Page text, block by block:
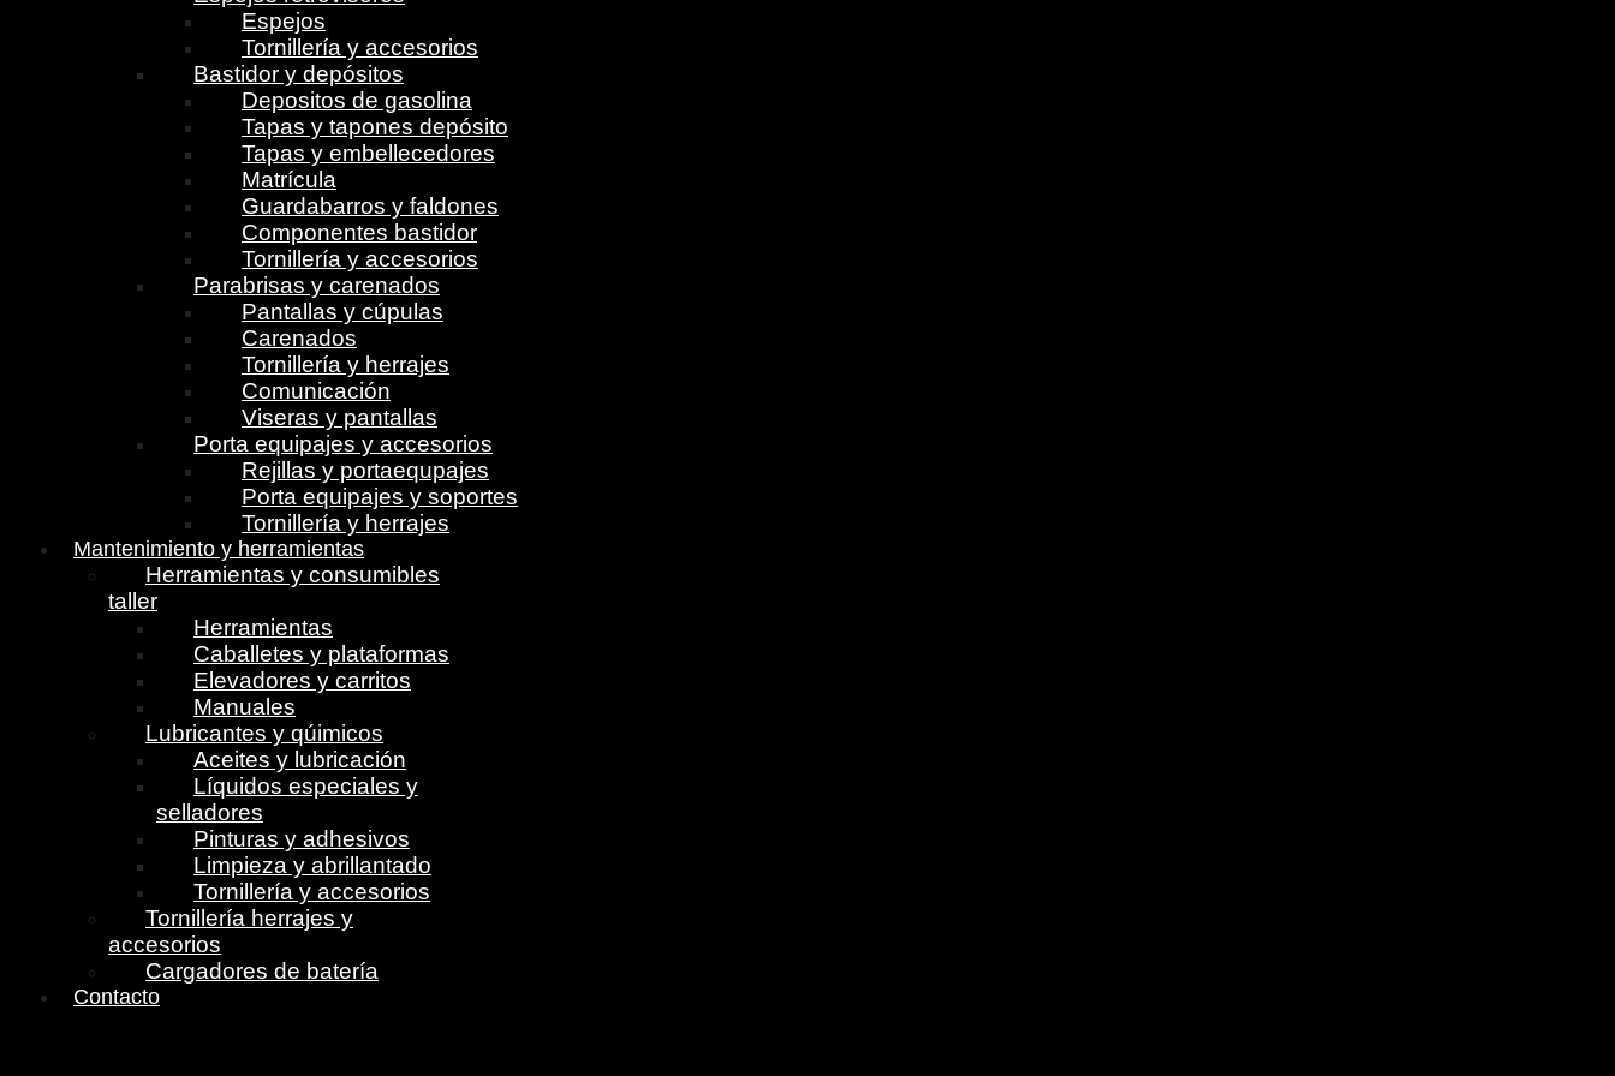
Espejos
Tornillería y accesorios
Bastidor y depósitos
Depositos de gasolina
Tapas y tapones depósito
Tapas y embellecedores
Matrícula
Guardabarros y faldones
Componentes bastidor
Tornillería y accesorios
Parabrisas y carenados
Pantallas y cúpulas
Carenados
Tornillería y herrajes
Comunicación
Viseras y pantallas
Porta equipajes y accesorios
Rejillas y portaequpajes
Porta equipajes y soportes
Tornillería y herrajes
Mantenimiento y herramientas
Herramientas y consumibles
taller
Herramientas
Caballetes y plataformas
Elevadores y carritos
Manuales
Lubricantes y qúimicos
Aceites y lubricación
Líquidos especiales y
selladores
Pinturas y adhesivos
Limpieza y abrillantado
Tornillería y accesorios
Tornillería herrajes y
accesorios
Cargadores de batería
Contacto